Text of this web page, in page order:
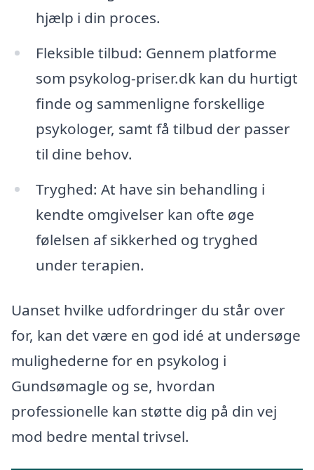
hjælp i din proces.
Fleksible tilbud: Gennem platforme
som psykolog-priser.dk kan du hurtigt
finde og sammenligne forskellige
psykologer, samt få tilbud der passer
til dine behov.
Tryghed: At have sin behandling i
kendte omgivelser kan ofte øge
følelsen af sikkerhed og tryghed
under terapien.
Uanset hvilke udfordringer du står over
for, kan det være en god idé at undersøge
mulighederne for en psykolog i
Gundsømagle og se, hvordan
professionelle kan støtte dig på din vej
mod bedre mental trivsel.